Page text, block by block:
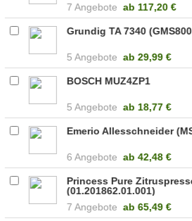
7 Angebote ab 117,20 €
Grundig TA 7340
5 Angebote ab 29,99 €
BOSCH MUZ4ZP1
5 Angebote ab 18,77 €
Emerio Allesschneider
6 Angebote ab42,48 €
Princess Pure
(01.201862.01.001)
7 Angebote ab 65,49 €